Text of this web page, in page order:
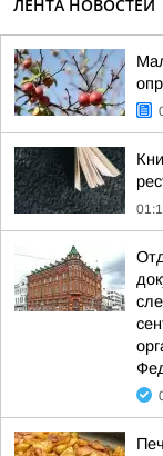
ЛЕНТА НОВОСТЕЙ